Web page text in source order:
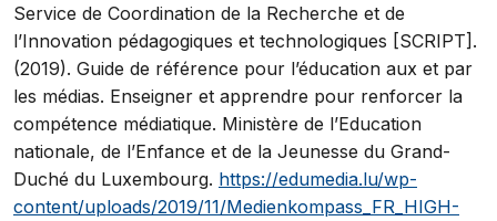
Service de Coordination de la Recherche et de
l’Innovation pédagogiques et technologiques [SCRIPT].
(2019). Guide de référence pour l’éducation aux et par
les médias. Enseigner et apprendre pour renforcer la
compétence médiatique. Ministère de l’Education
nationale, de l’Enfance et de la Jeunesse du Grand-
Duché du Luxembourg. https://edumedia.lu/wp-
content/uploads/2019/11/Medienkompass_FR_HIGH-